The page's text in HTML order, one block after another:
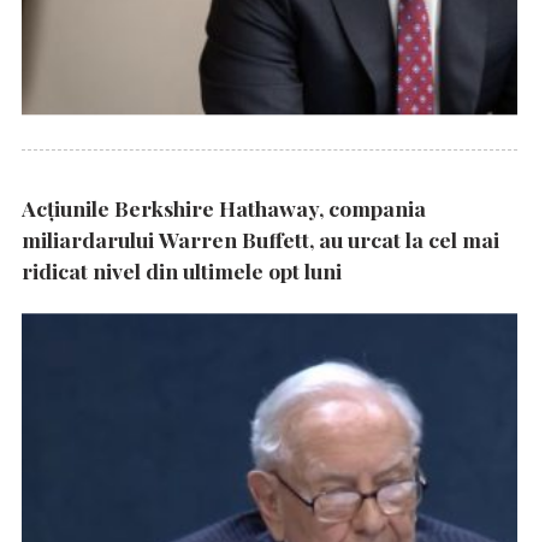
Acțiunile Berkshire Hathaway, compania
miliardarului Warren Buffett, au urcat la cel mai
ridicat nivel din ultimele opt luni